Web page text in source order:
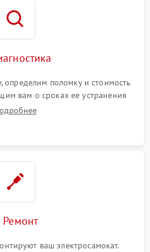
определим поломку и стоимость
вам о сроках ее устранения
Ремонт
ваш электросамокат.